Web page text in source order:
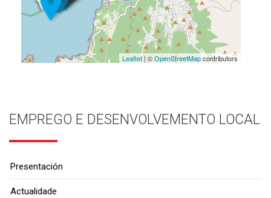
Leaflet| ©OpenStreetMapcontributors
EMPREGO E DESENVOLVEMENTO LOCAL
Presentación
Actualidade